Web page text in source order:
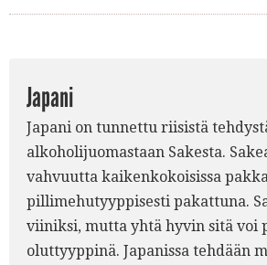
Japani
Japani on tunnettu riisistä
alkoholijuomastaan Sakesta.
vahvuutta kaikenkokoisissa
pillimehutyyppisesti pakattuna.
viiniksi, mutta yhtä hyvin sitä voi
oluttyyppinä. Japanissa tehdään